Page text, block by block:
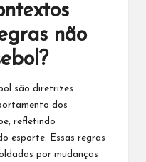
não
são diretrizes
dos
refletindo
esporte. Essas regras
por mudanças